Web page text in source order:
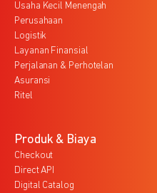
Usaha Kecil Menengah
Perusahaan
Logistik
Layanan Finansial
Perjalanan & Perhotelan
Asuransi
Ritel
Produk & Biaya
Checkout
Direct API
Digital Catalog